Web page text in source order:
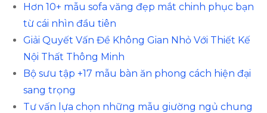
Hơn 10+ mẫu sofa văng đẹp mắt chinh phục bạn
từ cái nhìn đầu tiên
Giải Quyết Vấn Đề Không Gian Nhỏ Với Thiết Kế
Nội Thất Thông Minh
Bộ sưu tập +17 mẫu bàn ăn phong cách hiện đại
sang trọng
Tư vấn lựa chọn những mẫu giường ngủ chung